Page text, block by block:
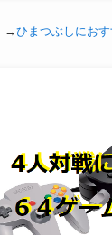
→ひまつぶしにお